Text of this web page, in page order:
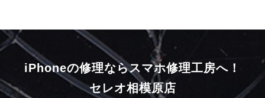
iPhoneの修理ならスマホ修理工房へ！
セレオ相模原店